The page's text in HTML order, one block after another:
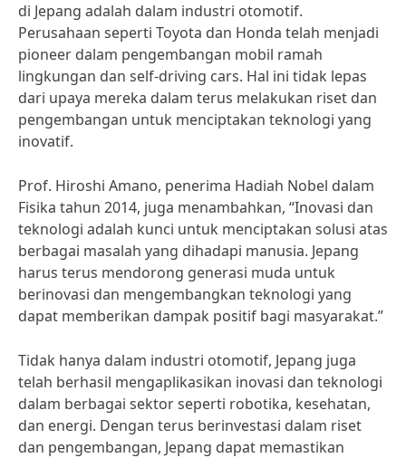
di Jepang adalah dalam industri otomotif.
Perusahaan seperti Toyota dan Honda telah menjadi
pioneer dalam pengembangan mobil ramah
lingkungan dan self-driving cars. Hal ini tidak lepas
dari upaya mereka dalam terus melakukan riset dan
pengembangan untuk menciptakan teknologi yang
inovatif.
Prof. Hiroshi Amano, penerima Hadiah Nobel dalam
Fisika tahun 2014, juga menambahkan, “Inovasi dan
teknologi adalah kunci untuk menciptakan solusi atas
berbagai masalah yang dihadapi manusia. Jepang
harus terus mendorong generasi muda untuk
berinovasi dan mengembangkan teknologi yang
dapat memberikan dampak positif bagi masyarakat.”
Tidak hanya dalam industri otomotif, Jepang juga
telah berhasil mengaplikasikan inovasi dan teknologi
dalam berbagai sektor seperti robotika, kesehatan,
dan energi. Dengan terus berinvestasi dalam riset
dan pengembangan, Jepang dapat memastikan